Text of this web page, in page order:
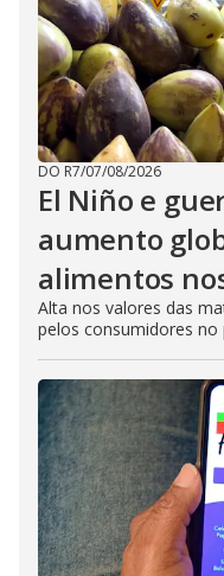
DO R7/07/08/2026
El Niño e
aumento
alimentos
Alta nos valores das
pelos consumidores